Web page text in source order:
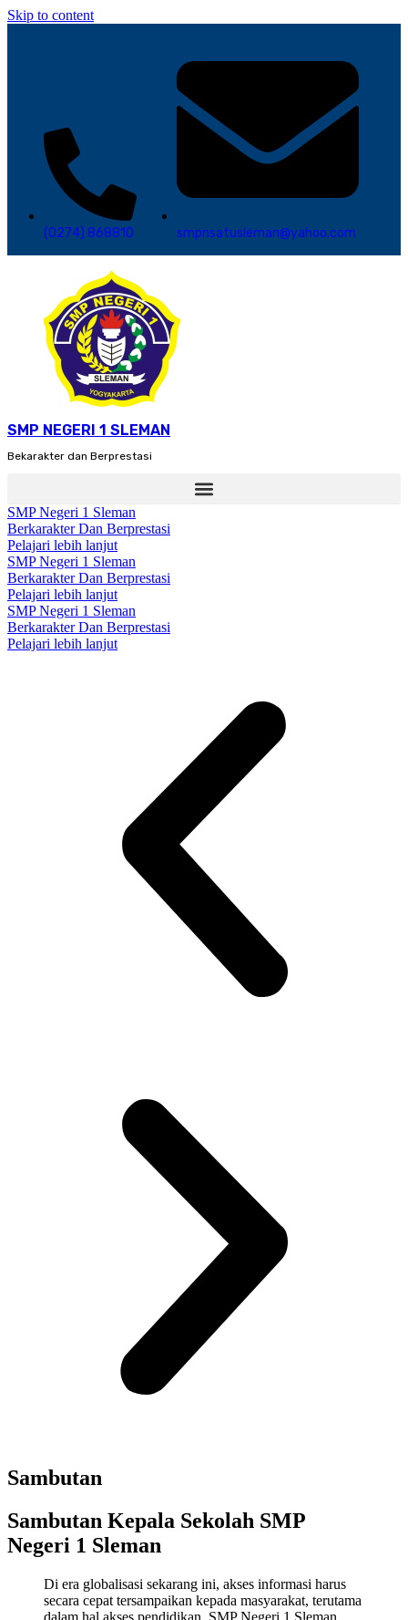
Skip to content
(0274) 868810 smpnsatusleman@yahoo.com
SMP NEGERI 1 SLEMAN
Bekarakter dan Berprestasi
SMP Negeri 1 Sleman
Berkarakter Dan Berprestasi
Pelajari lebih lanjut
SMP Negeri 1 Sleman
Berkarakter Dan Berprestasi
Pelajari lebih lanjut
SMP Negeri 1 Sleman
Berkarakter Dan Berprestasi
Pelajari lebih lanjut
Sambutan
Sambutan Kepala Sekolah SMP
Negeri 1 Sleman
Di era globalisasi sekarang ini, akses informasi harus
secara cepat tersampaikan kepada masyarakat, terutama
dalam hal akses pendidikan. SMP Negeri 1 Sleman...